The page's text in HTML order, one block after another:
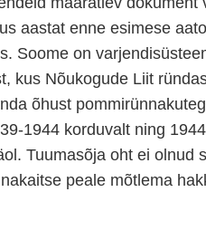
aastat enne esimese
Soome on
kus Nõukogude Liit
õhust
1944 korduvalt ning
Tuumasõja oht ei olnud
peale mõtlema